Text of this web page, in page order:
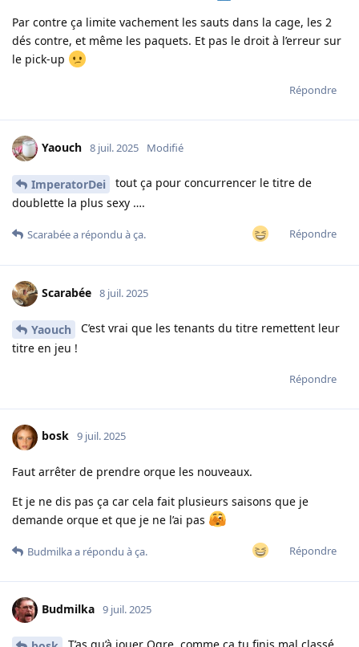
Par contre ça limite vachement les sauts dans la cage, les 2
dés contre, et même les paquets. Et pas le droit à l’erreur sur
le pick-up
Répondre
Yaouch 8 juil. 2025 Modifié
ImperatorDei
tout ça pour concurrencer le titre de
doublette la plus sexy ….
Répondre
Scarabéea répondu à ça.
Scarabée 8 juil. 2025
Yaouch
C’est vrai que les tenants du titre remettent leur
titre en jeu !
Répondre
bosk 9 juil. 2025
Faut arrêter de prendre orque les nouveaux.
Et je ne dis pas ça car cela fait plusieurs saisons que je
demande orque et que je ne l’ai pas
Répondre
Budmilkaa répondu à ça.
Budmilka 9 juil. 2025